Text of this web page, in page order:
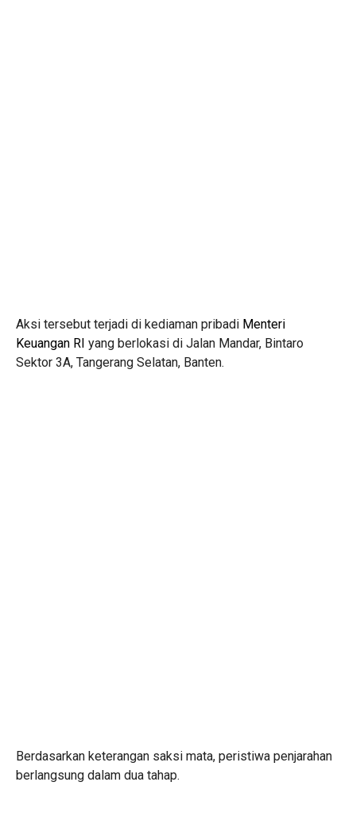
Aksi tersebut terjadi di kediaman pribadi Menteri
Keuangan RI yang berlokasi di Jalan Mandar, Bintaro
Sektor 3A, Tangerang Selatan, Banten.
Berdasarkan keterangan saksi mata, peristiwa penjarahan
berlangsung dalam dua tahap.